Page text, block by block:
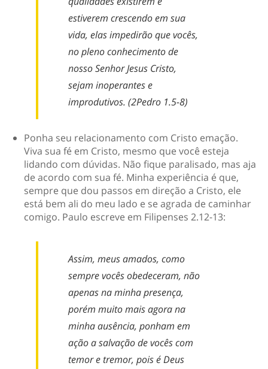
estiverem crescendo em sua
vida, elas impedirão que vocês,
no pleno conhecimento de
nosso Senhor Jesus Cristo,
sejam inoperantes e
improdutivos. (2Pedro 1.5-8)
Ponha seu relacionamento com Cristo emação.
Viva sua fé em Cristo, mesmo que você esteja
lidando com dúvidas. Não fique paralisado, mas aja
de acordo com sua fé. Minha experiência é que,
sempre que dou passos em direção a Cristo, ele
está bem ali do meu lado e se agrada de caminhar
comigo. Paulo escreve em Filipenses 2.12-13:
Assim, meus amados, como
sempre vocês obedeceram, não
apenas na minha presença,
porém muito mais agora na
minha ausência, ponham em
ação a salvação de vocês com
temor e tremor, pois é Deus